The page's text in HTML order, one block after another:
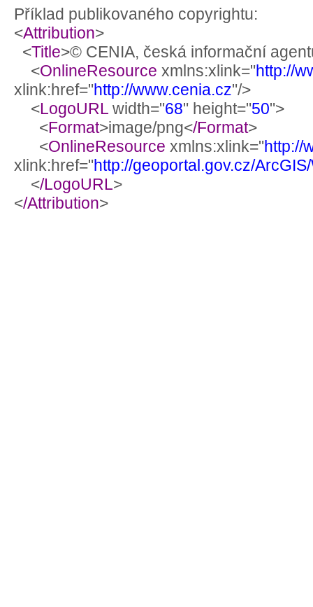
Příklad publikovaného copyrightu:
<Attribution>
<Title>© CENIA, česká informační
<OnlineResource xmlns:xlink="http://
xlink:href="http://www.cenia.cz"/>
<LogoURL width="68" height="50">
<Format>image/png</Format>
<OnlineResource xmlns:xlink="http://
xlink:href="http://geoportal.gov.cz/
</LogoURL>
</Attribution>